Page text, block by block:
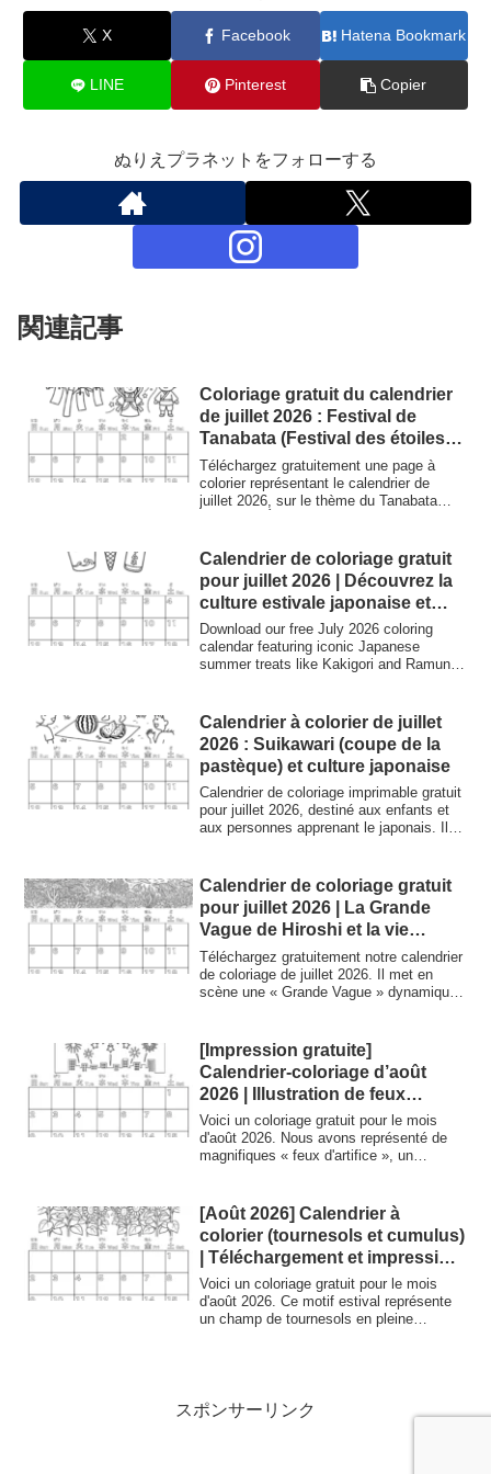
X Facebook Hatena Bookmark
LINE Pinterest Copier
ぬりえプラネットをフォローする
関連記事
Coloriage gratuit du calendrier
de juillet 2026 : Festival de
Tanabata (Festival des étoiles) |
Découvrez la culture japonaise
Téléchargez gratuitement une page à
colorier représentant le calendrier de
juillet 2026, sur le thème du Tanabata
découvrir la culture japonaise. Le
calendrier comprend la lecture en
hiragana des jours de la semaine. Une
excellente ressource pédagogique pour
les enfants et les adultes.
Calendrier de coloriage gratuit
pour juillet 2026 | Découvrez la
culture estivale japonaise et
son vocabulaire
Download our free July 2026 coloring
calendar featuring iconic Japanese
summer treats like Kakigori and Ramune.
kids, students, and Japan enthusiasts.
Calendrier à colorier de juillet
2026 : Suikawari (coupe de la
pastèque) et culture japonaise
Calendrier de coloriage imprimable gratuit
pour juillet 2026, destiné aux enfants et
aux personnes apprenant le japonais. Il
populaire au Japon. Entraînez-vous à
écrire les hiragana et les kanji tout en
coloriant !
Calendrier de coloriage gratuit
pour juillet 2026 | La Grande
Vague de Hiroshi et la vie
marine | Découvrez la culture
japonaise
Téléchargez gratuitement notre calendrier
de coloriage de juillet 2026. Il met en
scène une « Grande Vague » dynamique
les adultes et tous ceux qui s'intéressent
à la culture japonaise et à l'apprentissage
de la langue.
[Impression gratuite]
Calendrier-coloriage d’août
2026 | Illustration de feux
d’artifice pour égayer l’été –
Coloriage Planet
Voici un coloriage gratuit pour le mois
d'août 2026. Nous avons représenté de
magnifiques « feux d'artifice », un
A4. N'hésitez pas à l'utiliser pour les
devoirs d'été des enfants ou pour des
activités récréatives dans les
établissements pour personnes âgées.
[Août 2026] Calendrier à
colorier (tournesols et cumulus)
| Téléchargement et impression
gratuits | Minna no Nurie Planet
Voici un coloriage gratuit pour le mois
d'août 2026. Ce motif estival représente
un champ de tournesols en pleine
éducative pour les enfants, comme
activité récréative dans le cadre de soins
スポンサーリンク